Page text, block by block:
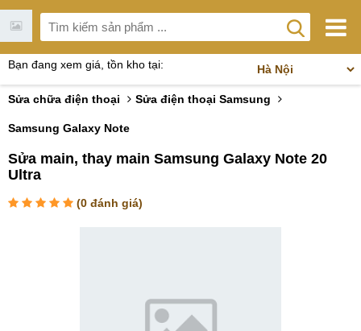
Bạn đang xem giá, tồn kho tại:
Sửa chữa điện thoại Sửa điện thoại Samsung
Samsung Galaxy Note
Sửa main, thay main Samsung Galaxy Note 20
Ultra
(0 đánh giá)